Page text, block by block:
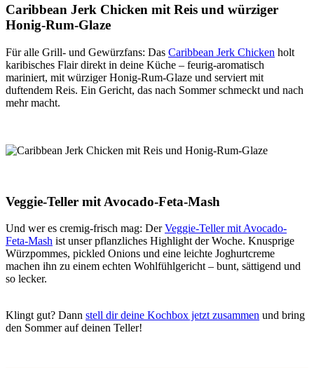
Caribbean Jerk Chicken mit Reis und würziger
Honig-Rum-Glaze
Für alle Grill- und Gewürzfans: Das Caribbean Jerk Chicken holt
karibisches Flair direkt in deine Küche – feurig-aromatisch
mariniert, mit würziger Honig-Rum-Glaze und serviert mit
duftendem Reis. Ein Gericht, das nach Sommer schmeckt und nach
mehr macht.
Veggie-Teller mit Avocado-Feta-Mash
Und wer es cremig-frisch mag: DerVeggie-Teller mit Avocado-
Feta-Mash ist unser pflanzliches Highlight der Woche. Knusprige
Würzpommes, pickled Onions und eine leichte Joghurtcreme
machen ihn zu einem echten Wohlfühlgericht – bunt, sättigend und
so lecker.
Klingt gut? Dann stell dir deine Kochbox jetzt zusammen und bring
den Sommer auf deinen Teller!